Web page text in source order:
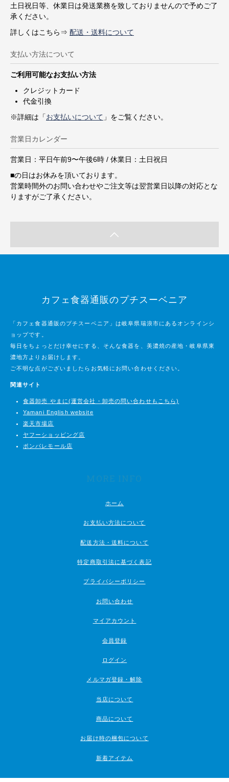
土日祝日等、休業日は発送業務を致しておりませんので予めご了
承ください。
詳しくはこちら⇒ 配送・送料について
支払い方法について
ご利用可能なお支払い方法
クレジットカード
代金引換
※詳細は「お支払いについて 」をご覧ください。
営業日カレンダー
営業日：平日午前9〜午後6時 / 休業日：土日祝日
■の日はお休みを頂いております。
営業時間外のお問い合わせやご注文等は翌営業日以降の対応とな
りますがご了承ください。
カフェ食器通販のプチスーベニア
「カフェ食器通販のプチスーベニア」は岐阜県瑞浪市にあるオンラインシ
ョップです。
毎日をちょっとだけ幸せにする、そんな食器を、美濃焼の産地・岐阜県東
濃地方よりお届けします。
ご不明な点がございましたらお気軽にお問い合わせください。
関連サイト
食器卸売 やまに(運営会社・卸売の問い合わせもこちら)
Yamani English website
楽天市場店
ヤフーショッピング店
ポンパレモール店
MORE INFO
ホーム
お支払い方法について
配送方法・送料について
特定商取引法に基づく表記
プライバシーポリシー
お問い合わせ
マイアカウント
会員登録
ログイン
メルマガ登録・解除
当店について
商品について
お届け時の梱包について
新着アイテム